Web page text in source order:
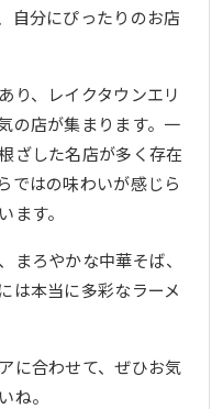
自分にぴったりのお店
り、レイクタウンエリ
の店が集まります。一
ざした名店が多く存在
ではの味わいが感じら
ます。
まろやかな中華そば、
は本当に多彩なラーメ
に合わせて、ぜひお気
ね。